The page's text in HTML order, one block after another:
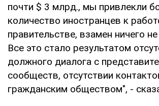
почти $ 3 млрд., мы привлекли
количество иностранцев к
правительстве, взамен ничего
Все это стало результатом
должного диалога с
сообществ, отсутствии
гражданским обществом", -